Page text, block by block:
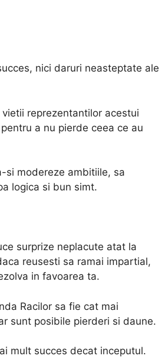
nici daruri neasteptate ale
reprezentantilor acestui
a nu pierde ceea ce au
si modereze ambitiile, sa
logica si bun simt.
surprize neplacute atat la
reusesti sa ramai impartial,
in favoarea ta.
Racilor sa fie cat mai
sunt posibile pierderi si daune.
mult succes decat inceputul.